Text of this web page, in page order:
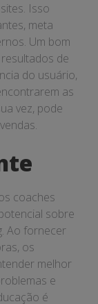
Isso
meta
Um bom
de
do usuário,
as
vez, pode
coaches
sobre
Ao fornecer
os
melhor
e
é